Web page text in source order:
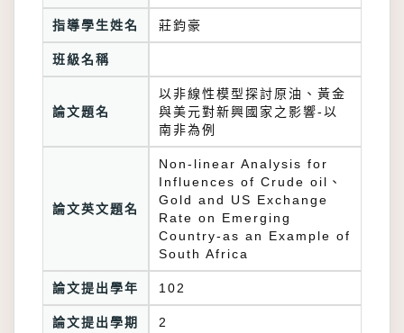
指導學生姓名 莊鈞豪
班級名稱
論文題名
以非線性模型探討原油、黃金
與美元對新興國家之影響-以
南非為例
論文英文題名
Non-linear Analysis for
Influences of Crude oil、
Gold and US Exchange
Rate on Emerging
Country-as an Example of
South Africa
論文提出學年 102
論文提出學期 2